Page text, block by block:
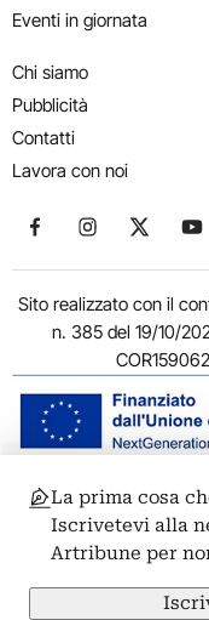
Eventi in giornata
Chi siamo
Pubblicità
Contatti
Lavora con noi
Seguici su Facebook
Seguici su
Seguici
Sito realizzato con il
n. 385 del 19/10/
© 2011-2026
00186 Roma - P.I.
Privacy: Responsabile
ARTRIBUNE srl –
La prima cosa
Iscrivetevi alla
Artribune per